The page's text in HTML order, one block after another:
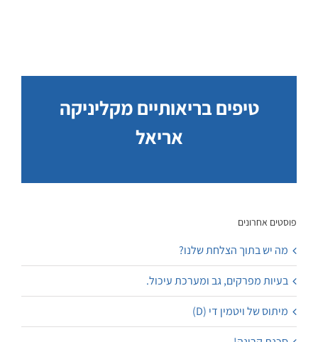
טיפים בריאותיים מקליניקה
אריאל
פוסטים אחרונים
מה יש בתוך הצלחת שלנו?
בעיות מפרקים, גב ומערכת עיכול.
מיתוס של ויטמין די (D)